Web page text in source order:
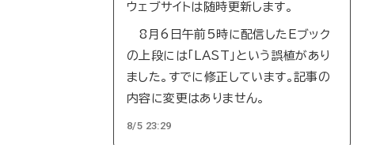
ウェブサイトは随時更新します。
8月6日午前5時に配信したEブック
の上段には「LAST」という誤植があり
ました。すでに修正しています。記事の
内容に変更はありません。
8/5 23:29